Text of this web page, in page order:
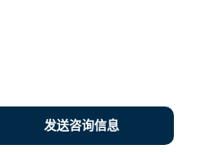
发送咨询信息